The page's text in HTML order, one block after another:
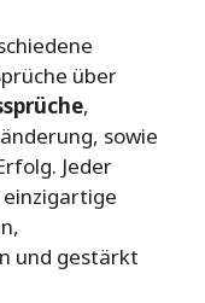
über
,
sowie
Jeder
und gestärkt